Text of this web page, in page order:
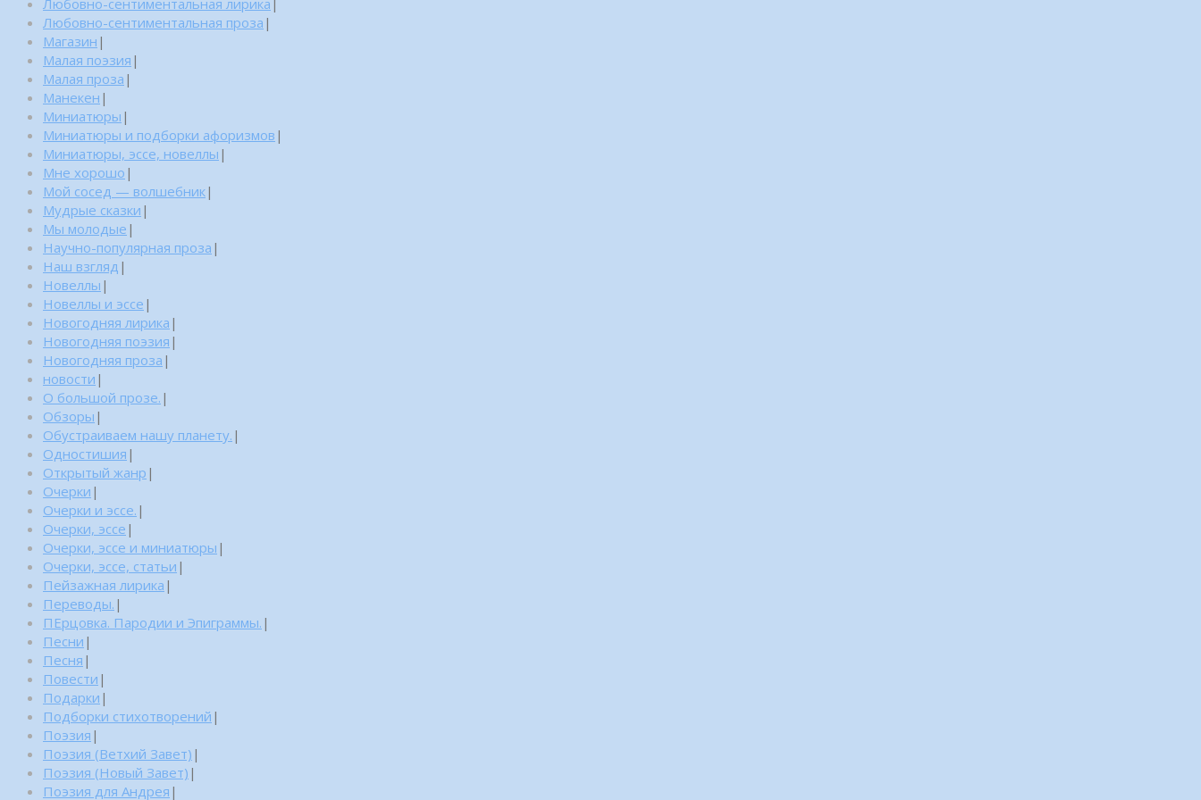
Любовно-сентиментальная проза |
Магазин |
Малая поэзия |
Малая проза |
Манекен |
Миниатюры |
Миниатюры и подборки афоризмов |
Миниатюры, эссе, новеллы |
Мне хорошо |
Мой сосед — волшебник|
Мудрые сказки |
Мы молодые |
Научно-популярная проза |
Наш взгляд |
Новеллы |
Новеллы и эссе |
Новогодняя лирика |
Новогодняя поэзия |
Новогодняя проза |
новости |
О большой прозе. |
Обзоры |
Обустраиваем нашу планету. |
Одностишия |
Открытый жанр |
Очерки |
Очерки и эссе. |
Очерки, эссе |
Очерки, эссе и миниатюры |
Очерки, эссе, статьи |
Пейзажная лирика |
Переводы. |
ПЕрцовка. Пародии и Эпиграммы. |
Песни |
Песня |
Повести |
Подарки |
Подборки стихотворений |
Поэзия |
Поэзия (Ветхий Завет) |
Поэзия (Новый Завет) |
Поэзия для Андрея |